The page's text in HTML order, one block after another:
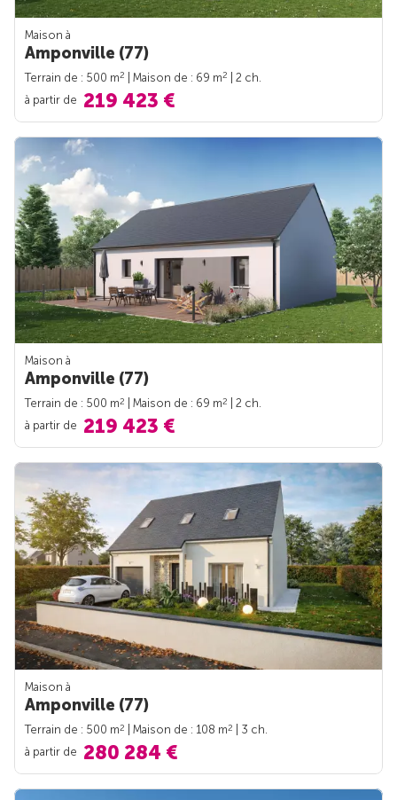
Maison à
Amponville (77)
Terrain de : 500 m2 | Maison de : 69 m2
| 2 ch.
à partir de 219 423 €
Maison à
Amponville (77)
Terrain de : 500 m2 | Maison de : 69 m2
| 2 ch.
à partir de 219 423 €
Maison à
Amponville (77)
Terrain de : 500 m2 | Maison de : 108 m2
| 3 ch.
à partir de 280 284 €